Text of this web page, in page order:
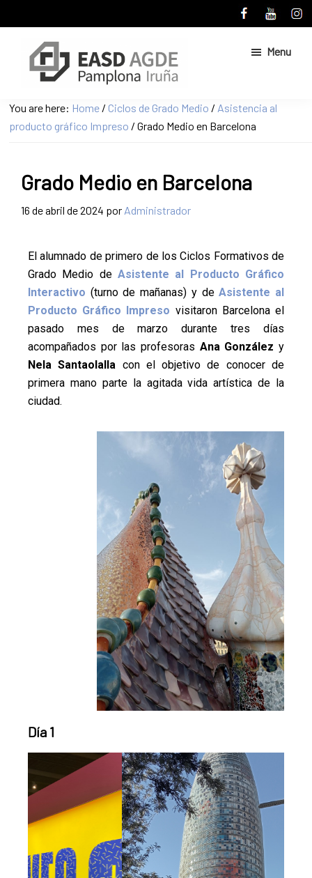
to
content
to
Escuela
de
Arte
de
Diseño
Pamplona
Sitio
web
Escuela
Arte
Superior
de
Diseño
de
Pamplona
Menu
You are here: Home / Ciclos de Grado Medio / Asistencia al
producto gráfico Impreso / Grado Medio en Barcelona
Grado Medio en Barcelona
16 de abril de 2024 por Administrador
El alumnado de primero de los Ciclos Formativos de
Grado Medio de Asistente al Producto Gráfico
Interactivo (turno de mañanas) y deAsistente al
Producto Gráfico Impreso visitaron Barcelona el
pasado mes de marzo durante tres días
acompañados por las profesoras Ana González y
Nela Santaolalla con el objetivo de conocer de
primera mano parte la agitada vida artística de la
ciudad.
Día 1